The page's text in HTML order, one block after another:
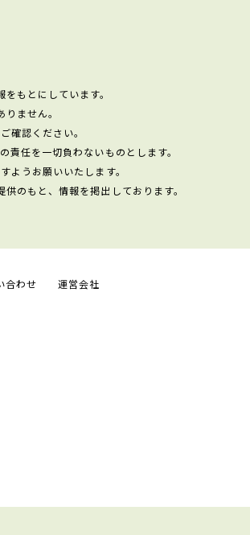
もとにしています。
ません。
確認ください。
任を一切負わないものとします。
ようお願いいたします。
のもと、情報を掲出しております。
合わせ 運営会社